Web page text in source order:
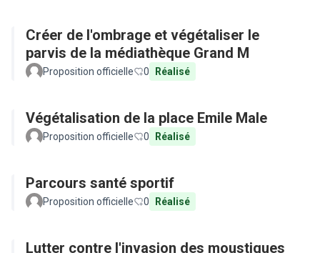
Créer de l'ombrage et végétaliser le
parvis de la médiathèque Grand M
Proposition officielle 0 Réalisé
Végétalisation de la place Emile Male
Proposition officielle 0 Réalisé
Parcours santé sportif
Proposition officielle 0 Réalisé
Lutter contre l'invasion des moustiques